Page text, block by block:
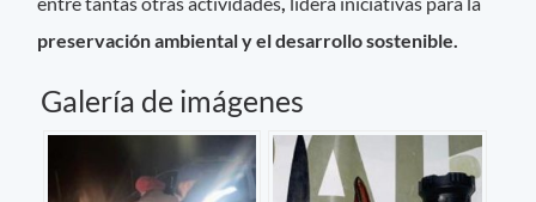
preservación ambiental y el desarrollo sostenible.
Galería de imágenes